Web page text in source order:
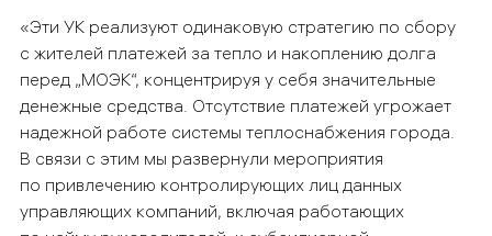
«Эти УК реализуют одинаковую стратегию по сбору
с жителей платежей за тепло и накоплению долга
перед „МОЭК“, концентрируя у себя значительные
денежные средства. Отсутствие платежей угрожает
надежной работе системы теплоснабжения города.
В связи с этим мы развернули мероприятия
по привлечению контролирующих лиц данных
управляющих компаний, включая работающих